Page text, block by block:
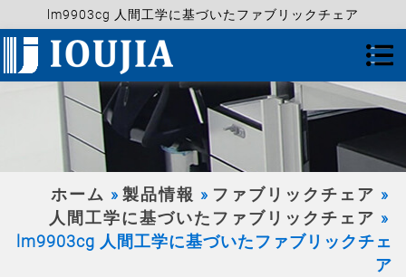
lm9903cg 人間工学に基づいたファブリックチェア
ホーム 製品情報
ファブリックチェア
人間工学に基づいたファブリックチェア
lm9903cg 人間工学に基づいたファブリックチェ
ア